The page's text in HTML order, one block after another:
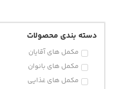
دسته بندی محصولات
مکمل های آقایان
مکمل های بانوان
مکمل های غذایی